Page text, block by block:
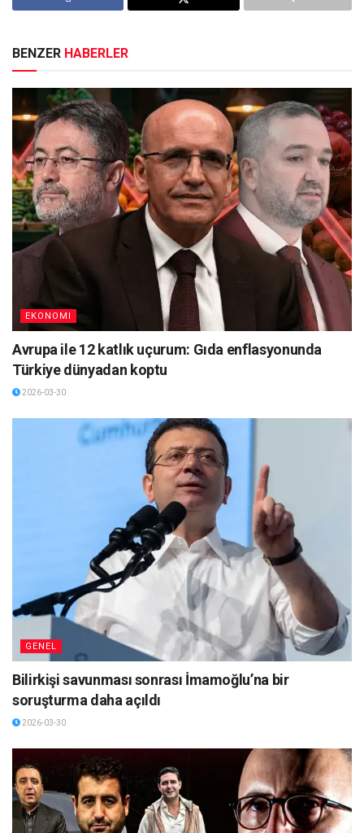
BENZER HABERLER
EKONOMI
Avrupa ile 12 katlık uçurum: Gıda enflasyonunda
Türkiye dünyadan koptu
2026-03-30
GENEL
Bilirkişi savunması sonrası İmamoğlu’na bir
soruşturma daha açıldı
2026-03-30